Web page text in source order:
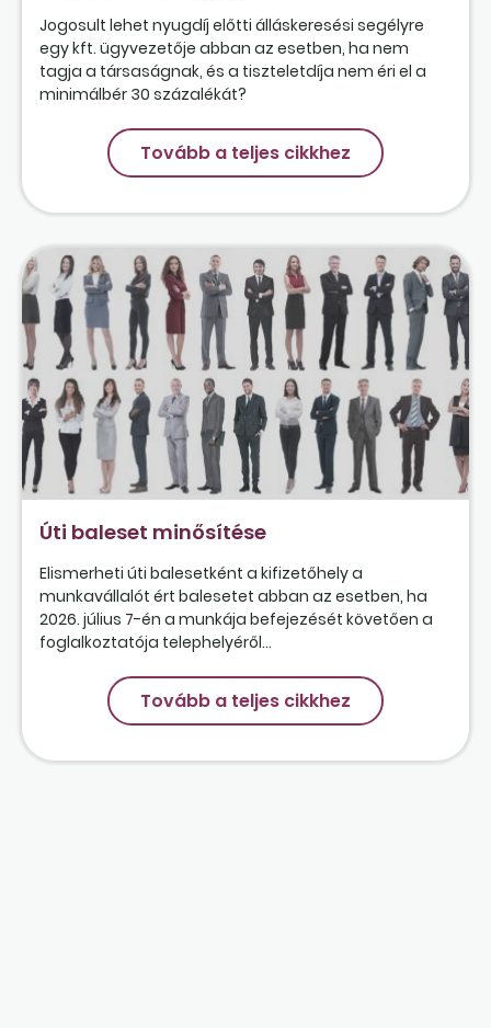
Jogosult lehet nyugdíj előtti álláskeresési segélyre
egy kft. ügyvezetője abban az esetben, ha nem
tagja a társaságnak, és a tiszteletdíja nem éri el a
minimálbér 30 százalékát?
Tovább a teljes cikkhez
Úti baleset minősítése
Elismerheti úti balesetként a kifizetőhely a
munkavállalót ért balesetet abban az esetben, ha
2026. július 7-én a munkája befejezését követően a
foglalkoztatója telephelyéről...
Tovább a teljes cikkhez